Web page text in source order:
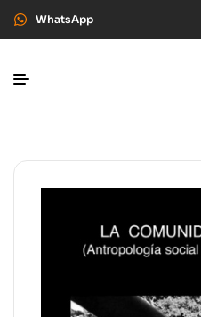
WhatsApp